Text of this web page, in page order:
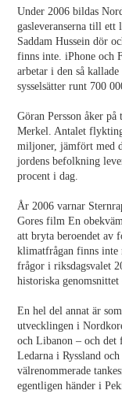
Under 2006 bildas
gasleveranserna till ett
Saddam Hussein dör
finns inte. iPhone och
arbetar i den så
sysselsätter runt 700
Göran Persson åker
Merkel. Antalet
miljoner, jämfört med
jordens befolkning
procent i dag.
År 2006 varnar
Gores film En
att bryta beroendet av
klimatfrågan finns inte
frågor i riksdagsvalet
historiska
En hel del annat är
utvecklingen i
och Libanon – och det
Ledarna i Ryssland
välrenommerade
egentligen händer i